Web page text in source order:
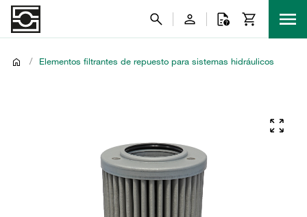
/ Elementos filtrantes de repuesto para sistemas hidráulicos